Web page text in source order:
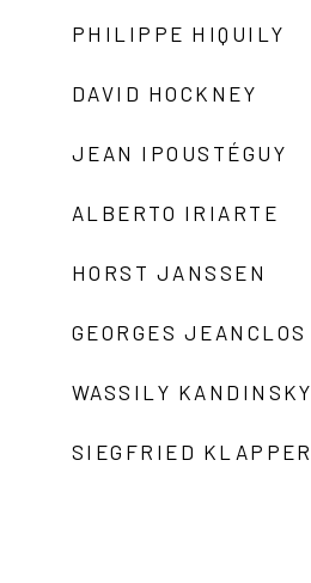
PHILIPPE HIQUILY
DAVID HOCKNEY
JEAN IPOUSTÉGUY
ALBERTO IRIARTE
HORST JANSSEN
GEORGES JEANCLOS
WASSILY KANDINSKY
SIEGFRIED KLAPPER